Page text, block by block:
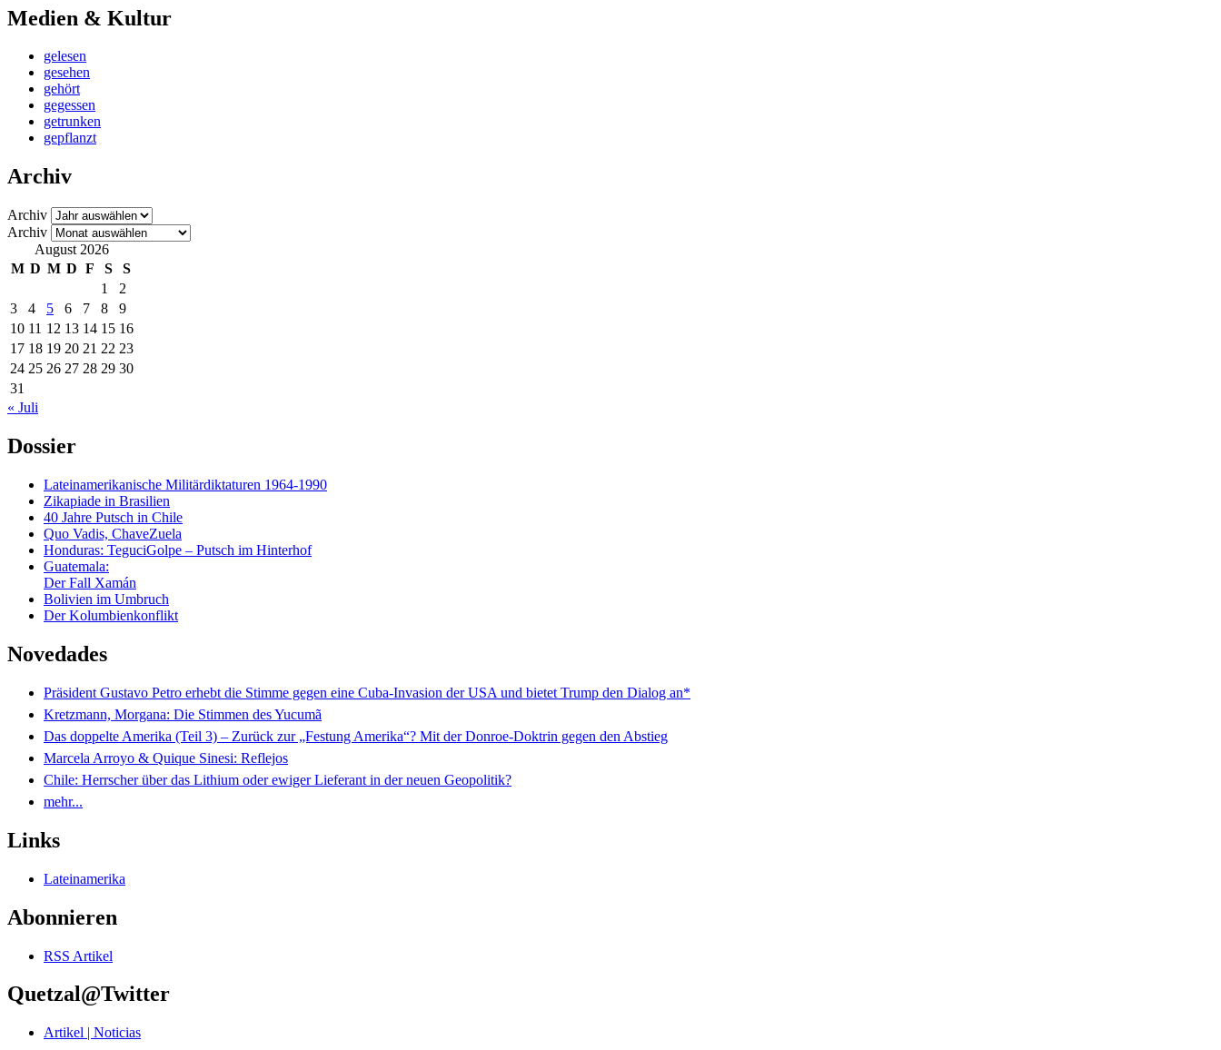
Medien & Kultur
gelesen
gesehen
gehört
gegessen
getrunken
gepflanzt
Archiv
Archiv
Archiv
August 2026
M D M D F S
S
1
2
3
4 5 6 7 8
9
10 11 12 13 14 15 16
17 18 19 20 21 22 23
24 25 26 27 28 29 30
31
« Juli
Dossier
Lateinamerikanische Militärdiktaturen 1964-1990
Zikapiade in Brasilien
40 Jahre Putsch in Chile
Quo Vadis, ChaveZuela
Honduras: TeguciGolpe – Putsch im Hinterhof
Guatemala:
Der Fall Xamán
Bolivien im Umbruch
Der Kolumbienkonflikt
Novedades
Präsident Gustavo Petro erhebt die Stimme gegen eine Cuba-Invasion der USA und bietet Trump den Dialog an*
Kretzmann, Morgana: Die Stimmen des Yucumã
Das doppelte Amerika (Teil 3) – Zurück zur „Festung Amerika“? Mit der Donroe-Doktrin gegen den Abstieg
Marcela Arroyo & Quique Sinesi: Reflejos
Chile: Herrscher über das Lithium oder ewiger Lieferant in der neuen Geopolitik?
mehr...
Links
Lateinamerika
Abonnieren
RSS Artikel
Quetzal@Twitter
Artikel | Noticias